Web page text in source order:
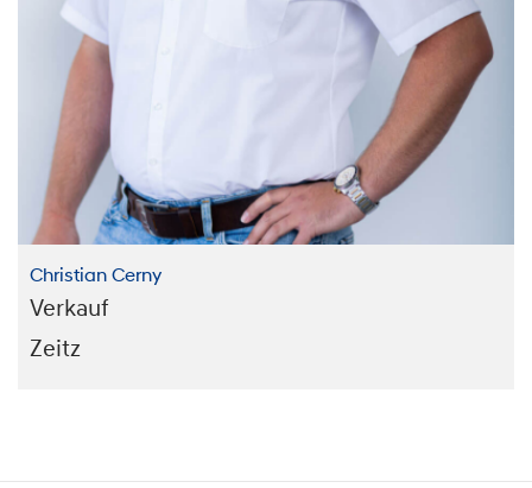
Christian Cerny
Verkauf
Zeitz